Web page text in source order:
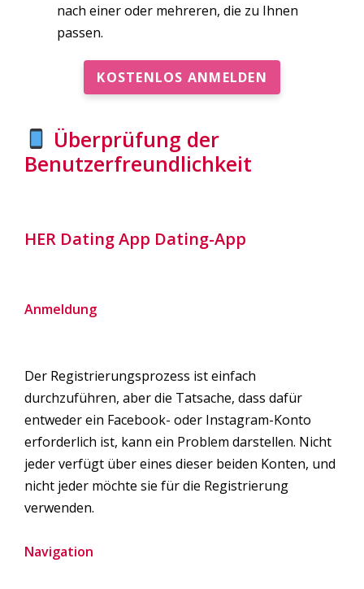
nach einer oder mehreren, die zu Ihnen
passen.
KOSTENLOS ANMELDEN
Überprüfung der
Benutzerfreundlichkeit
HER Dating App Dating-App
Anmeldung
Der Registrierungsprozess ist einfach
durchzuführen, aber die Tatsache, dass dafür
entweder ein Facebook- oder Instagram-Konto
erforderlich ist, kann ein Problem darstellen. Nicht
jeder verfügt über eines dieser beiden Konten, und
nicht jeder möchte sie für die Registrierung
verwenden.
Navigation